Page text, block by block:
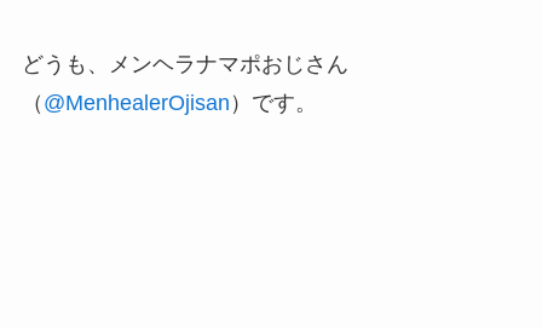
どうも、メンヘラナマポおじさん
（ @MenhealerOjisan ）です。